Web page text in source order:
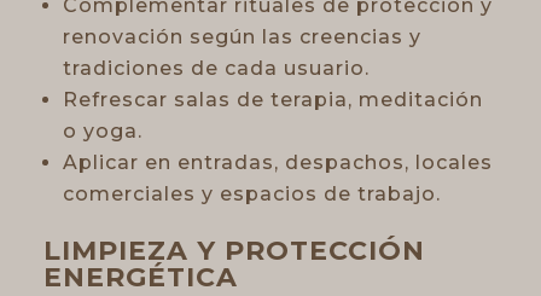
Complementar rituales de protección y
renovación según las creencias y
tradiciones de cada usuario.
Refrescar salas de terapia, meditación
o yoga.
Aplicar en entradas, despachos, locales
comerciales y espacios de trabajo.
LIMPIEZA Y PROTECCIÓN
ENERGÉTICA